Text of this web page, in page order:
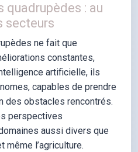
quadrupèdes : au
secteurs
ne fait que
constantes,
artificielle, ils
capables de prendre
des obstacles rencontrés.
perspectives
aussi divers que
même l’agriculture.